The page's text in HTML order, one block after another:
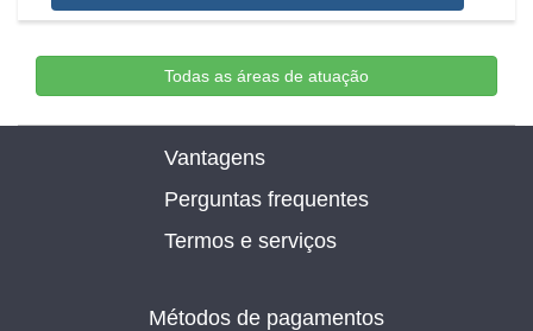
Todas as áreas de atuação
Vantagens
Perguntas frequentes
Termos e serviços
Métodos de pagamentos